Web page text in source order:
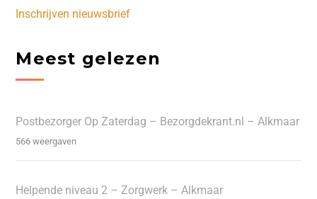
Inschrijven nieuwsbrief
Meest gelezen
Postbezorger Op Zaterdag – Bezorgdekrant.nl – Alkmaar
566 weergaven
Helpende niveau 2 – Zorgwerk – Alkmaar